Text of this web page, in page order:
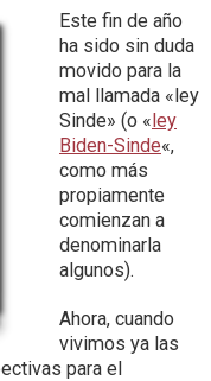
Este fin de año
ha sido sin duda
movido para la
mal llamada «ley
Sinde» (o «ley
Biden-Sinde«,
como más
propiamente
comienzan a
denominarla
algunos).
Ahora, cuando
vivimos ya las
para el